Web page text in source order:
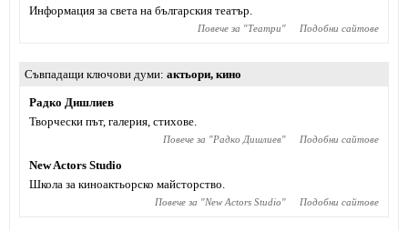
Информация за света на българския театър.
Повече за "Театри" Подобни сайтове
Съвпадащи ключови думи актьори, кино
Радко Дишлиев
Творчески път, галерия, стихове.
Повече за "Радко Дишлиев" Подобни сайтове
New Actors Studio
Школа за киноактьорско майсторство.
Повече за "New Actors Studio" Подобни сайтове